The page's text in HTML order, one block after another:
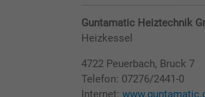
Guntamatic Heiztechnik
Heizkessel
4722 Peuerbach, Bruck 7
Telefon: 07276/2441-0
Internet: